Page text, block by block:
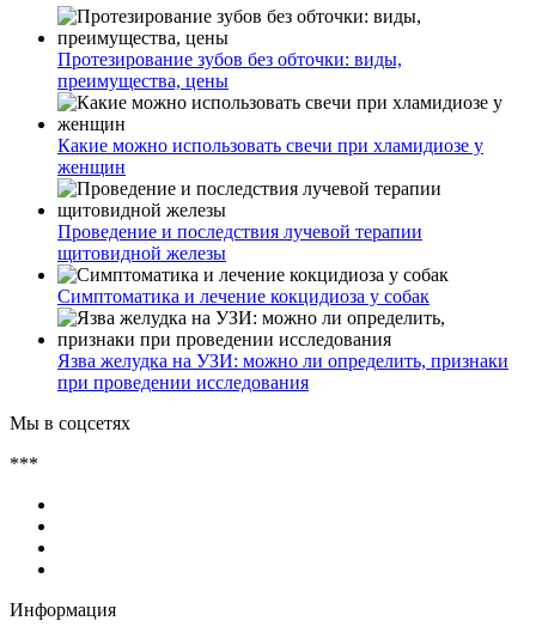
Протезирование зубов без обточки: виды,
преимущества, цены
Какие можно использовать свечи при хламидиозе у
женщин
Проведение и последствия лучевой терапии
щитовидной железы
Симптоматика и лечение кокцидиоза у собак
Язва желудка на УЗИ: можно ли определить, признаки
при проведении исследования
Мы в соцсетях
***
Информация